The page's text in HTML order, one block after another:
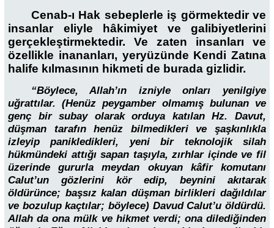
Cenab-ı Hak sebeplerle iş görmektedir ve
insanlar eliyle hâkimiyet ve galibiyetlerini
gerçekleştirmektedir. Ve zaten insanları ve
özellikle inananları, yeryüzünde Kendi Zatına
halife kılmasının hikmeti de burada gizlidir.
“Böylece, Allah’ın izniyle onları yenilgiye
uğrattılar. (Henüz peygamber olmamış bulunan ve
genç bir subay olarak orduya katılan Hz. Davut,
düşman tarafın henüz bilmedikleri ve şaşkınlıkla
izleyip panikledikleri, yeni bir teknolojik silah
hükmündeki attığı sapan taşıyla, zırhlar içinde ve fil
üzerinde gururla meydan okuyan kâfir komutanı
Calut’un gözlerini kör edip, beynini akıtarak
öldürünce; başsız kalan düşman birlikleri dağıldılar
ve bozulup kaçtılar; böylece) Davud Calut’u öldürdü.
Allah da ona mülk ve hikmet verdi; ona dilediğinden